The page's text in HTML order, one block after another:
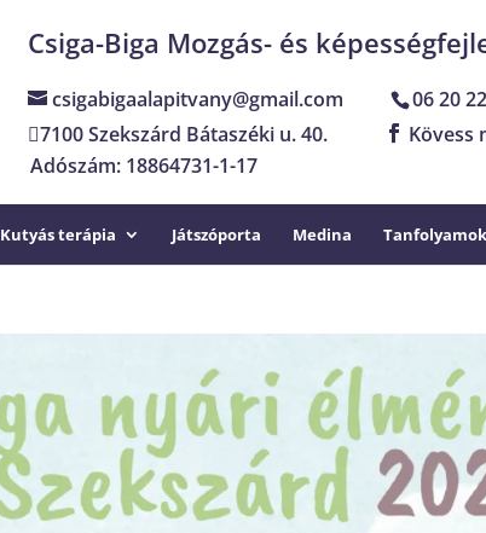
Csiga-Biga Mozgás- és
csigabigaalapitvany@gmail.com
06 20
7100 Szekszárd Bátaszéki u. 40.
Kövess
Adószám: 18864731-1-17
Kutyás terápia Játszóporta Medina Tanfolyamok